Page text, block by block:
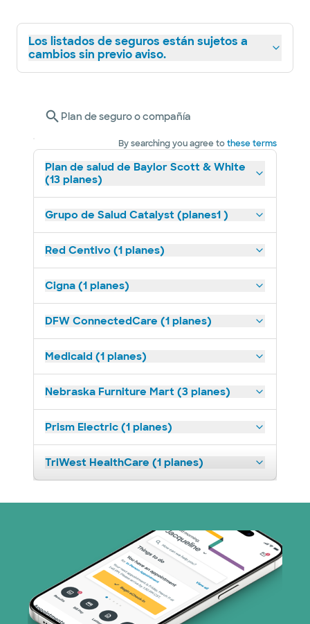
Los listados de seguros están sujetos a
cambios sin previo aviso.
Plan de seguro o compañía
By searching you agree tothese terms
Plan de salud de Baylor Scott & White
(13 planes)
Grupo de Salud Catalyst (planes1 )
Red Centivo (1 planes)
Cigna (1 planes)
DFW ConnectedCare (1 planes)
Medicaid (1 planes)
Nebraska Furniture Mart (3 planes)
Prism Electric (1 planes)
TriWest HealthCare (1 planes)